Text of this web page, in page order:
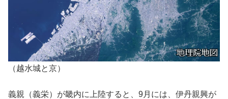
（越水城と京）
義親（義栄）が畿内に上陸すると、9月には、伊丹親興が